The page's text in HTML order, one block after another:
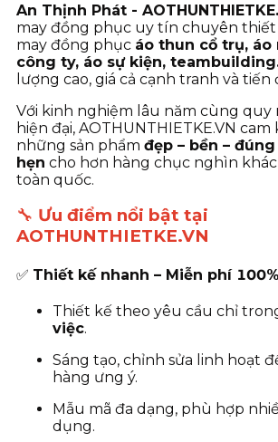
An Thịnh Phát -
may đồng phục uy tín chuyên thiết
may đồng phục áo thun cổ trụ, áo
công ty, áo sự kiện,
lượng cao, giá cả cạnh tranh và tiến
Với kinh nghiệm lâu năm cùng quy
hiện đại, AOTHUNTHIETKE.VN
những sản phẩm đẹp – bền –
hẹn cho hơn hàng chục nghìn
toàn quốc.
🔧 Ưu điểm nổi bật tại
AOTHUNTHIETKE.VN
✅ Thiết kế nhanh – Miễn phí 100%
Thiết kế theo yêu cầu chỉ
việc.
Sáng tạo, chỉnh sửa linh hoạt
hàng ưng ý.
Mẫu mã đa dạng, phù hợp
dụng.